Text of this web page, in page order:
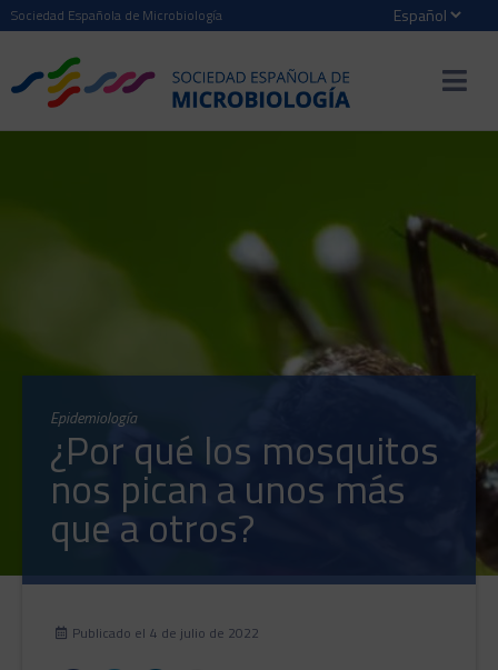
Sociedad Española de Microbiología
Epidemiología
¿Por qué los mosquitos
nos pican a unos más
que a otros?
Publicado el 4 de julio de 2022